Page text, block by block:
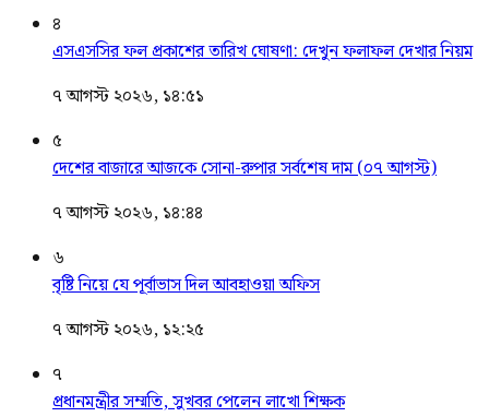
৪
এসএসসির ফল প্রকাশের তারিখ ঘোষণা: দেখুন ফলাফল দেখার নিয়ম
৭ আগস্ট ২০২৬, ১৪:৫১
৫
দেশের বাজারে আজকে সোনা-রুপার সর্বশেষ দাম (০৭ আগস্ট)
৭ আগস্ট ২০২৬, ১৪:৪৪
৬
বৃষ্টি নিয়ে যে পূর্বাভাস দিল আবহাওয়া অফিস
৭ আগস্ট ২০২৬, ১২:২৫
৭
প্রধানমন্ত্রীর সম্মতি, সুখবর পেলেন লাখো শিক্ষক